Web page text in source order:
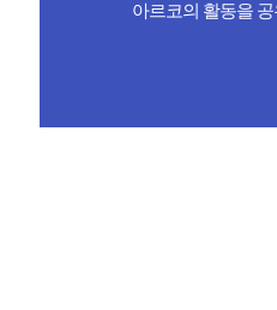
아르코의 활동을